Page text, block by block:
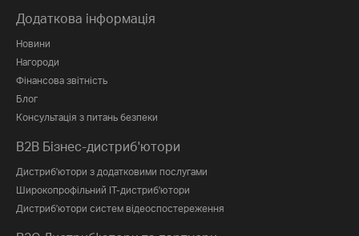
Додаткова інформація
Новини
Нагороди
Фінансова звітність
Блог
Консультація з питань безпеки
B2B Бізнес-дистриб'ютори
Дистриб'ютори з додатковими послугами
Широкопрофільний IT-дистриб'ютори
Дистриб'ютори систем відеоспостереження